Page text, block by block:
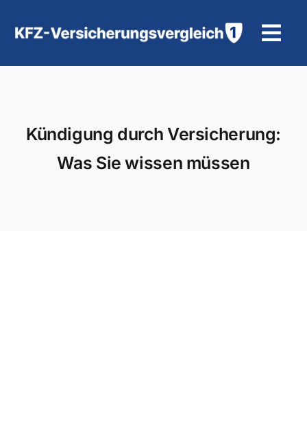
Inhalt
Hilfe und Kontakt
Kündigung durch Versicherung:
Was Sie wissen müssen